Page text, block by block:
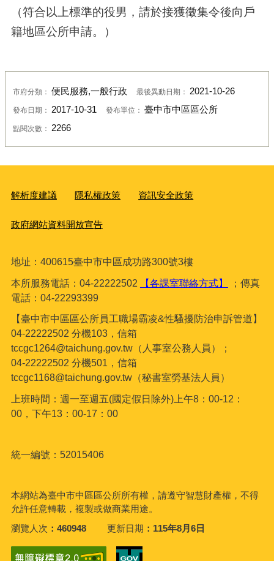
（符合以上標準的役男，請於接獲徵集令後向戶
籍地區公所申請。）
市府分類： 便民服務,一般行政 最後異動日期： 2021-10-26
發布日期： 2017-10-31 發布單位： 臺中市中區區公所
點閱次數： 2266
解析度建議 隱私權政策 資訊安全政策
政府網站資料開放宣告
地址：400615臺中市中區成功路300號3樓
本所服務電話：04-22222502 【各課室聯絡方式】
；傳真
電話：04-22293399
【臺中市中區區公所員工職場霸凌&性騷擾防治申訴管道】
04-22222502 分機103，信箱
tccgc1264@taichung.gov.tw（人事室公務人員）；
04-22222502 分機501，信箱
tccgc1168@taichung.gov.tw（秘書室勞基法人員）
上班時間：週一至週五(國定假日除外)上午8：00-12：
00，下午13：00-17：00
統一編號：52015406
本網站為臺中市中區區公所所有權，請遵守智慧財產權，不得
允許任意轉載，複製或做商業用途。
瀏覽人次
460948 更新日期 115年8月6日